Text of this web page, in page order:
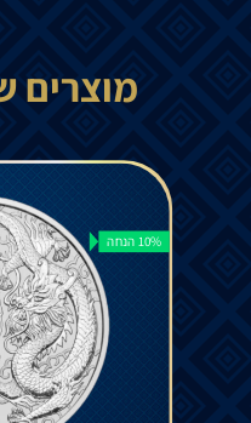
מוצרים
10% הנחה